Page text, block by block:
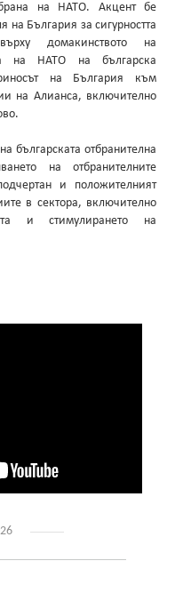
на НАТО. Акцент бе
на България за сигурността
домакинството на
на НАТО на българска
на България към
на Алианса, включително
българската отбранителна
на отбранителните
и положителният
в сектора, включително
и стимулирането на